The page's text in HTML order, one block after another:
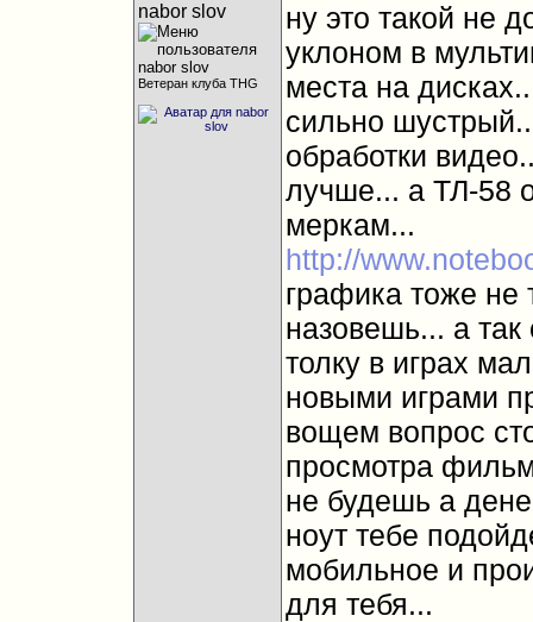
nabor slov
Ветеран клуба THG
ну это такой не
уклоном в
места на
сильно
обработки
лучше... а ТЛ-58
меркам...
http://
графика тоже не
назовешь... а так
толку в играх
новыми играми
вощем вопрос
просмотра
не будешь а
ноут тебе
мобильное и
для тебя...